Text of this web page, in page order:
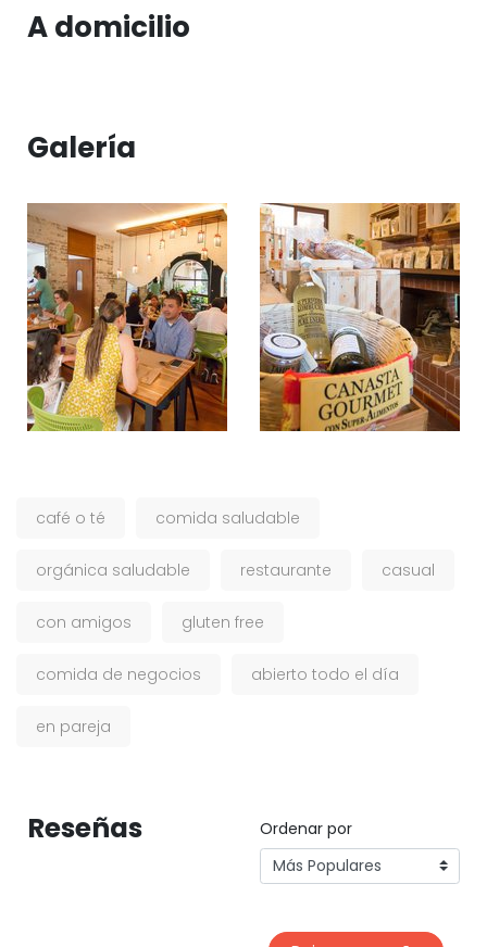
A domicilio
Galería
café o té comida saludable
orgánica saludable restaurante casual
con amigos gluten free
comida de negocios abierto todo el día
en pareja
Reseñas Ordenar por